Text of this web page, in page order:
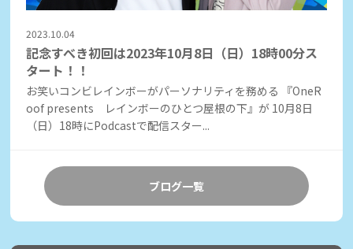
2023.10.04
記念すべき初回は2023年10月8日（日）18時00分ス
タート！！
お笑いコンビレインボーがパーソナリティを務める 『OneR
oof presents レインボーのひとつ屋根の下』が 10月8日
（日）18時にPodcastで配信スター...
ブログ一覧